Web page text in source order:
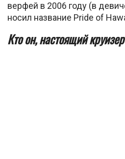
верфей в 2006 году (в
носил название Pride of
Кто он, настоящий